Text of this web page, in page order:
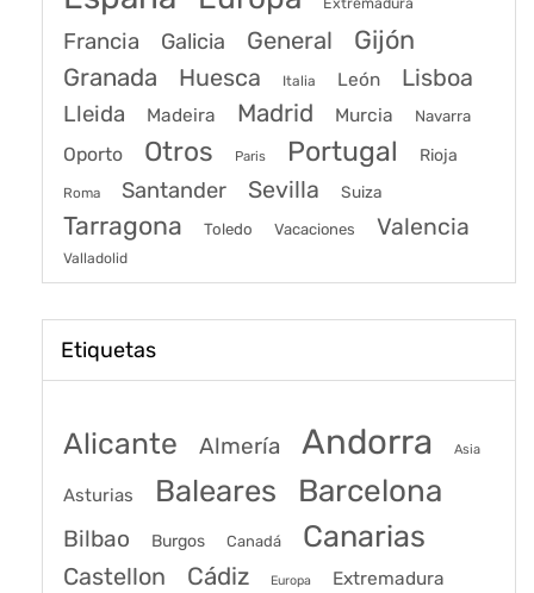
Francia Galicia General Gijón
Granada Huesca Italia León Lisboa
Lleida Madeira Madrid Murcia Navarra
Oporto Otros Paris Portugal Rioja
Roma Santander Sevilla Suiza
Tarragona Toledo Vacaciones Valencia
Valladolid
Etiquetas
Alicante Almería Andorra Asia
Asturias Baleares Barcelona
Bilbao Burgos Canadá Canarias
Castellon Cádiz Europa Extremadura